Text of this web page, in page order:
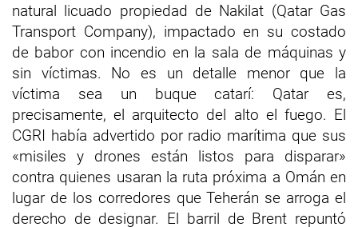
natural licuado propiedad de Nakilat (Qatar Gas
Transport Company), impactado en su costado
de babor con incendio en la sala de máquinas y
sin víctimas. No es un detalle menor que la
víctima sea un buque catarí: Qatar es,
precisamente, el arquitecto del alto el fuego. El
CGRI había advertido por radio marítima que sus
«misiles y drones están listos para disparar»
contra quienes usaran la ruta próxima a Omán en
lugar de los corredores que Teherán se arroga el
derecho de designar. El barril de Brent repuntó